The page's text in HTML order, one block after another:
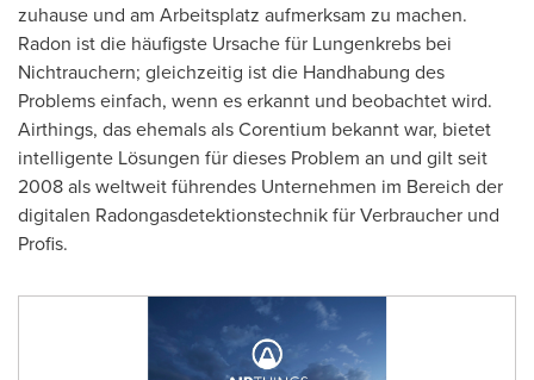
zuhause und am Arbeitsplatz aufmerksam zu machen.
Radon ist die häufigste Ursache für Lungenkrebs bei
Nichtrauchern; gleichzeitig ist die Handhabung des
Problems einfach, wenn es erkannt und beobachtet wird.
Airthings, das ehemals als Corentium bekannt war, bietet
intelligente Lösungen für dieses Problem an und gilt seit
2008 als weltweit führendes Unternehmen im Bereich der
digitalen Radongasdetektionstechnik für Verbraucher und
Profis.